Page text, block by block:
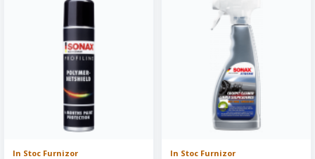
In Stoc Furnizor In Stoc Furnizor